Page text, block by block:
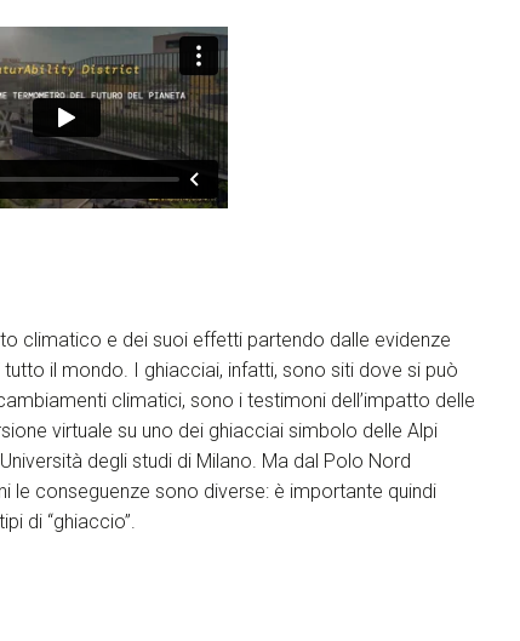
climatico e dei suoi effetti partendo dalle evidenze
il mondo. I ghiacciai, infatti, sono siti dove si può
climatici, sono i testimoni dell’impatto delle
virtuale su uno dei ghiacciai simbolo delle Alpi
degli studi di Milano. Ma dal Polo Nord
le conseguenze sono diverse: è importante quindi
di “ghiaccio”.